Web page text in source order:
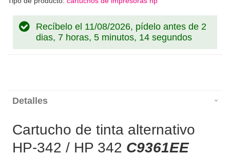
Recíbelo el 11/08/2026, pídelo antes de 2
dias, 7 horas, 5 minutos, 13 segundos
Detalles
Cartucho de tinta alternativo
HP-342 / HP 342 C9361EE